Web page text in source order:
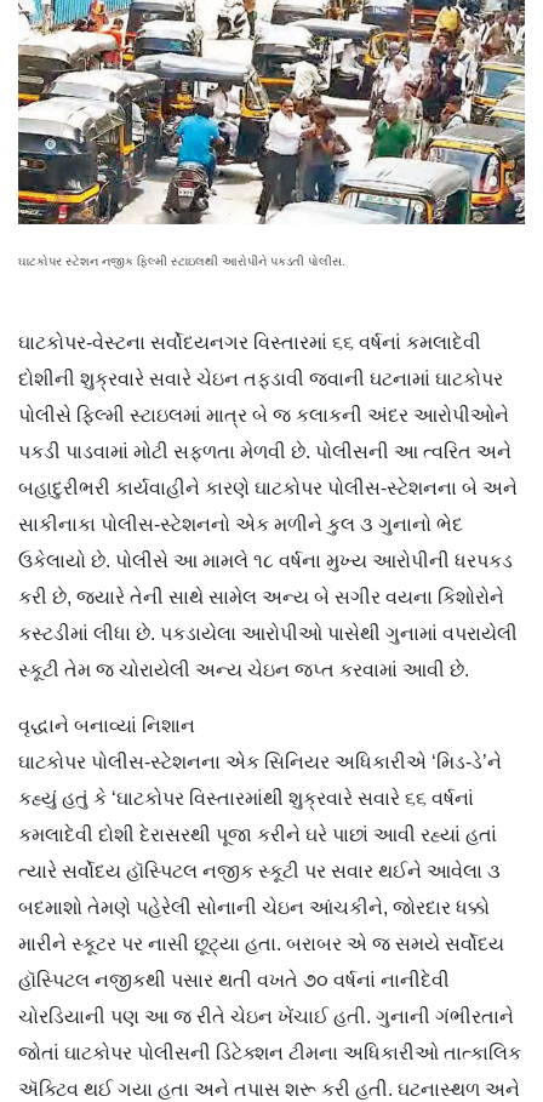
ઘાટકોપર સ્ટેશન નજીક ફિલ્મી સ્ટાઇલથી આરોપીને પકડતી પોલીસ.
ઘાટકોપર-વેસ્ટના સર્વોદયનગર વિસ્તારમાં ૬૬ વર્ષનાં કમલાદેવી
દોશીની શુક્રવારે સવારે ચેઇન તફડાવી જવાની ઘટનામાં ઘાટકોપર
પોલીસે ફિલ્મી સ્ટાઇલમાં માત્ર બે જ કલાકની અંદર આરોપીઓને
પકડી પાડવામાં મોટી સફળતા મેળવી છે. પોલીસની આ ત્વરિત અને
બહાદુરીભરી કાર્યવાહીને કારણે ઘાટકોપર પોલીસ-સ્ટેશનના બે અને
સાકીનાકા પોલીસ-સ્ટેશનનો એક મળીને કુલ ૩ ગુનાનો ભેદ
ઉકેલાયો છે. પોલીસે આ મામલે ૧૮ વર્ષના મુખ્ય આરોપીની ધરપકડ
કરી છે, જ્યારે તેની સાથે સામેલ અન્ય બે સગીર વયના કિશોરોને
કસ્ટડીમાં લીધા છે. પકડાયેલા આરોપીઓ પાસેથી ગુનામાં વપરાયેલી
સ્કૂટી તેમ જ ચોરાયેલી અન્ય ચેઇન જપ્ત કરવામાં આવી છે.
વૃદ્ધાને બનાવ્યાં નિશાન
ઘાટકોપર પોલીસ-સ્ટેશનના એક સિનિયર અધિકારીએ ‘મિડ-ડે’ને
કહ્યું હતું કે ‘ઘાટકોપર વિસ્તારમાંથી શુક્રવારે સવારે ૬૬ વર્ષનાં
કમલાદેવી દોશી દેરાસરથી પૂજા કરીને ઘરે પાછાં આવી રહ્યાં હતાં
ત્યારે સર્વોદય હૉસ્પિટલ નજીક સ્કૂટી પર સવાર થઈને આવેલા ૩
બદમાશો તેમણે પહેરેલી સોનાની ચેઇન આંચકીને, જોરદાર ધક્કો
મારીને સ્કૂટર પર નાસી છૂટ્યા હતા. બરાબર એ જ સમયે સર્વોદય
હૉસ્પિટલ નજીકથી પસાર થતી વખતે ૭૦ વર્ષનાં નાનીદેવી
ચોરડિયાની પણ આ જ રીતે ચેઇન ખેંચાઈ હતી. ગુનાની ગંભીરતાને
જોતાં ઘાટકોપર પોલીસની ડિટેક્શન ટીમના અધિકારીઓ તાત્કાલિક
ઍક્ટિવ થઈ ગયા હતા અને તપાસ શરૂ કરી હતી. ઘટનાસ્થળ અને